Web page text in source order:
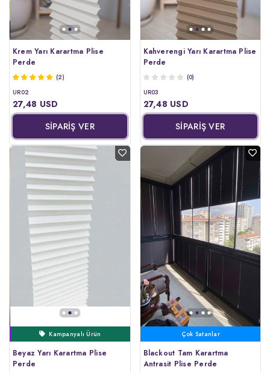
Krem Yarı Karartma Plise
Perde
(2)
UR02
27,48 USD
SİPARİŞ VER
Kahverengi Yarı Karartma Plise
Perde
(0)
UR03
27,48 USD
SİPARİŞ VER
Haftanın Ürünü Kampanyalı Ürün
Beyaz Yarı Karartma Plise
Perde
Çok Satanlar Ertesi Gün Kargo
Blackout Tam Karartma
Antrasit Plise Perde